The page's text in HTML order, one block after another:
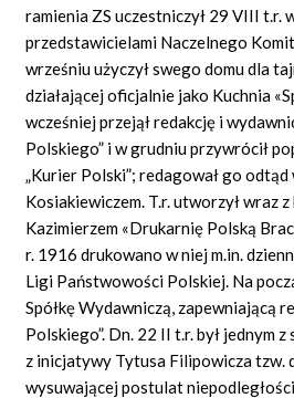
ramienia ZS uczestniczył 29 VIII t.r.
przedstawicielami Naczelnego
wrześniu użyczył swego domu dla
działającej oficjalnie jako Kuchnia
wcześniej przejął redakcję i
Polskiego” i w grudniu przywrócił
„Kurier Polski”; redagował go
Kosiakiewiczem. T.r. utworzył wraz
Kazimierzem «Drukarnię Polską
r. 1916 drukowano w niej m.in.
Ligi Państwowości Polskiej. Na
Spółkę Wydawniczą, zapewniającą
Polskiego”. Dn. 22 II t.r. był jednym
z inicjatywy Tytusa Filipowicza tzw.
wysuwającej postulat